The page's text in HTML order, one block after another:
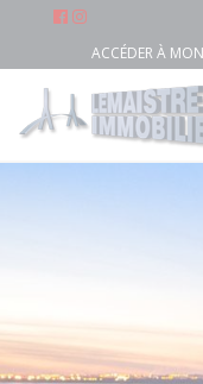
ACCÉDER À